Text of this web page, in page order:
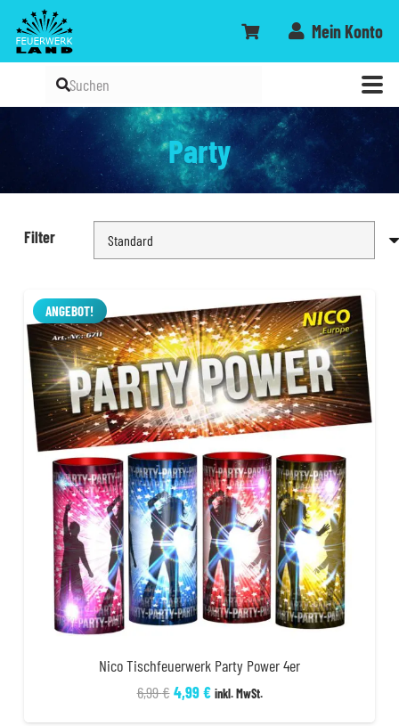
Mein Konto
Party
Filter
ANGEBOT!
Nico Tischfeuerwerk Party Power 4er
6,99€ Ursprünglicher
4,99€Aktueller
inkl. MwSt.